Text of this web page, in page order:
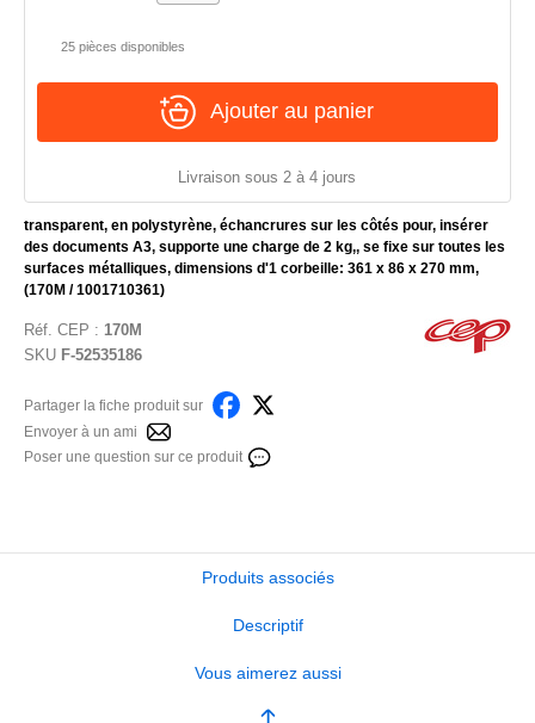
transparent, en polystyrène, échancrures sur les côtés pour, insérer
des documents A3, supporte une charge de 2 kg,, se fixe sur toutes les
surfaces métalliques, dimensions d'1 corbeille: 361 x 86 x 270 mm,
(170M / 1001710361)
Réf. CEP : 170M
SKU F-52535186
Partager la fiche produit sur
Envoyer à un ami
Poser une question sur ce produit
25 pièces disponibles
Ajouter au panier
Livraison sous 2 à 4 jours
Produits associés
Descriptif
Vous aimerez aussi